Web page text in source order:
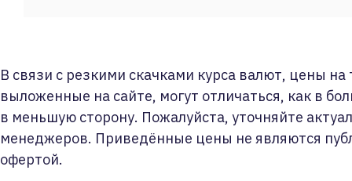
В связи с резкими скачками курса валют, цены на
выложенные на сайте, могут отличаться, как в
в меньшую сторону. Пожалуйста, уточняйте
менеджеров. Приведённые цены не являются
офертой.